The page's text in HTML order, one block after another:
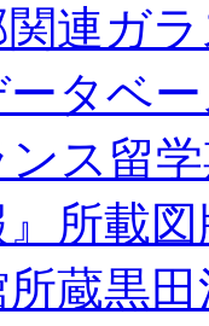
連ガ
タベ
ス留
』所載
蔵黒